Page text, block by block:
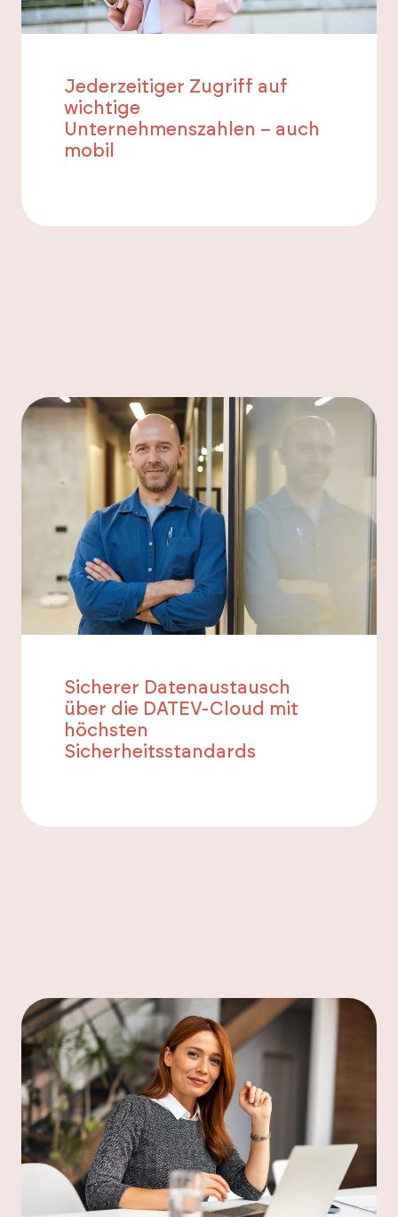
Jederzeitiger Zugriff auf
wichtige
Unternehmenszahlen – auch
mobil
Sicherer Datenaustausch
über die DATEV-Cloud mit
höchsten
Sicherheitsstandards